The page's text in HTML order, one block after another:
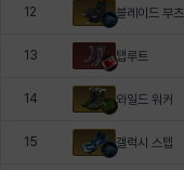
12 블레이드 부츠
13 탭루트
14 와일드 워커
15 갤럭시 스텝